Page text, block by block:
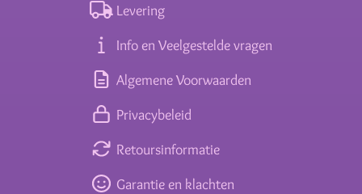
Levering
Info en Veelgestelde vragen
Algemene Voorwaarden
Privacybeleid
Retoursinformatie
Garantie en klachten